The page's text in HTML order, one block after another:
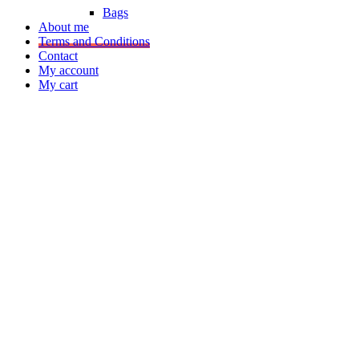
Bags
About me
Terms and Conditions
Contact
My account
My cart